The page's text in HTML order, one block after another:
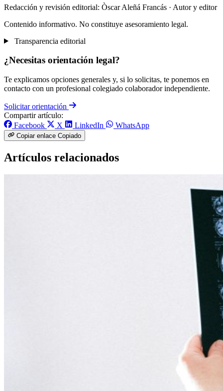
Redacción y revisión editorial: Òscar Aleñá Francás · Autor y editor
Contenido informativo. No constituye asesoramiento legal.
Transparencia editorial
¿Necesitas orientación legal?
Te explicamos opciones generales y, si lo solicitas, te ponemos en
contacto con un profesional colegiado colaborador independiente.
Solicitar orientación
Compartir artículo:
Facebook
X LinkedIn WhatsApp
Copiar enlace Copiado
Artículos relacionados